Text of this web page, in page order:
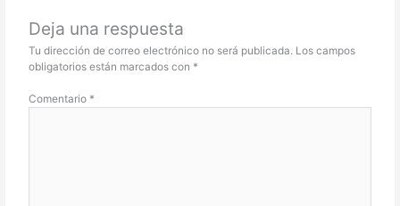
Deja una respuesta
Tu dirección de correo electrónico no será publicada. Los campos
obligatorios están marcados con *
Comentario *